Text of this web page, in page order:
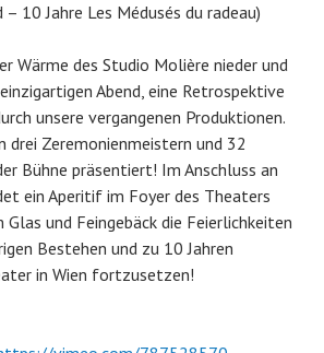
– 10 Jahre Les Médusés du radeau)
Wärme des Studio Molière nieder und
Abend, eine Retrospektive
unsere vergangenen Produktionen.
drei Zeremonienmeistern und 32
Bühne präsentiert! Im Anschluss an
ein Aperitif im Foyer des Theaters
und Feingebäck die Feierlichkeiten
Bestehen und zu 10 Jahren
in Wien fortzusetzen!